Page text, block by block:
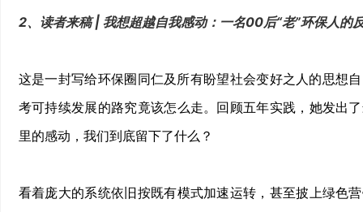
2、读者来稿 | 我想超越自我感动：一名00后“老”环保人的
这是一封写给环保圈同仁及所有盼望社会变好之人的思想
考可持续发展的路究竟该怎么走。回顾五年实践，她发出
里的感动，我们到底留下了什么？
看着庞大的系统依旧按既有模式加速运转，甚至披上绿色